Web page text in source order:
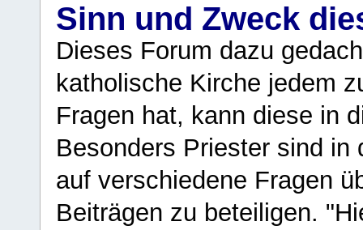
Sinn und Zweck
Dieses Forum dazu
katholische Kirche jedem
Fragen hat, kann diese in
Besonders Priester sind in
auf verschiedene Fragen
Beiträgen zu beteiligen.